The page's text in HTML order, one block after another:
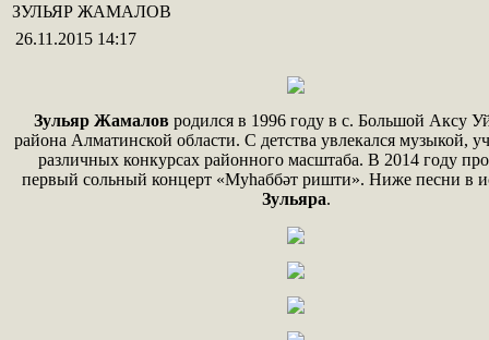
ЗУЛЬЯР ЖАМАЛОВ
26.11.2015 14:17
Зульяр Жамалов родился в 1996 году в с. Большой Аксу
района Алматинской области. С детства увлекался музыкой,
различных конкурсах районного масштаба. В 2014 году
первый сольный концерт «Муһаббәт ришти». Ниже песни в
Зульяра.